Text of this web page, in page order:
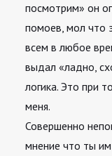
посмотрим» он
помоев, мол что
всем в любое
выдал «ладно,
логика. Это при
меня.
Совершенно
мнение что ты